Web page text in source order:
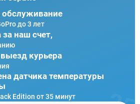
обслуживание
до 3 лет
наш счет,
курьера
датчика температуры
Edition от 35 минут